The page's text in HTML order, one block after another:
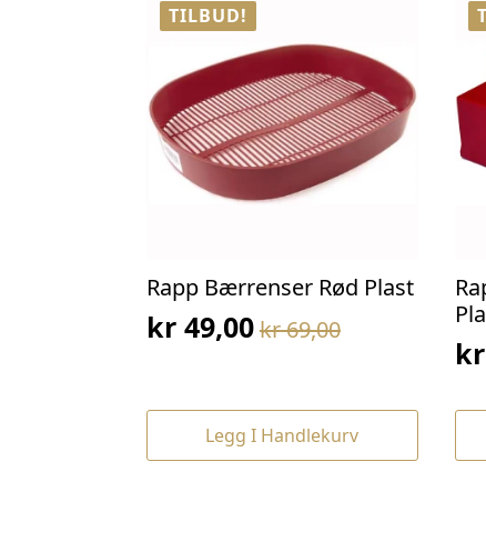
TILBUD!
Rapp Bærrenser Rød Plast
kr69,00
Opprinnelig
var:
kr 69,00.
kr 49,00
Nåværende
er:
kr 49,00.
Legg I Handlekurv
kr